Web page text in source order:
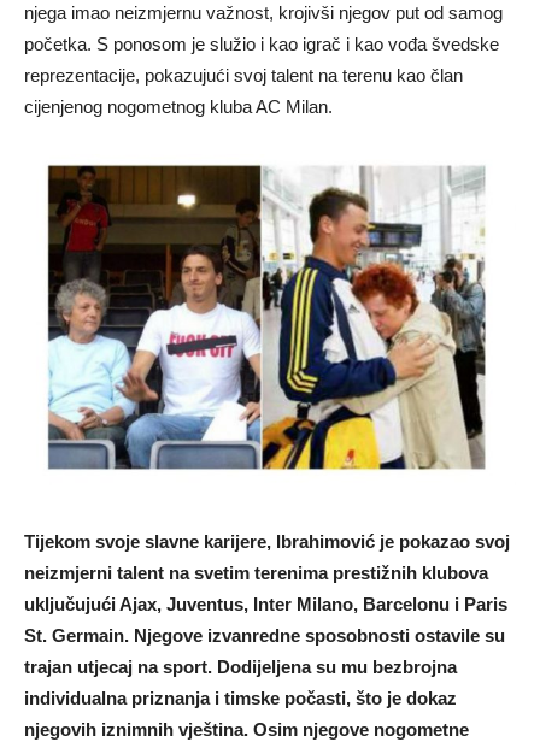
njega imao neizmjernu važnost, krojivši njegov put od samog
početka. S ponosom je služio i kao igrač i kao vođa švedske
reprezentacije, pokazujući svoj talent na terenu kao član
cijenjenog nogometnog kluba AC Milan.
Tijekom svoje slavne karijere, Ibrahimović je pokazao svoj
neizmjerni talent na svetim terenima prestižnih klubova
uključujući Ajax, Juventus, Inter Milano, Barcelonu i Paris
St. Germain. Njegove izvanredne sposobnosti ostavile su
trajan utjecaj na sport. Dodijeljena su mu bezbrojna
individualna priznanja i timske počasti, što je dokaz
njegovih iznimnih vještina. Osim njegove nogometne